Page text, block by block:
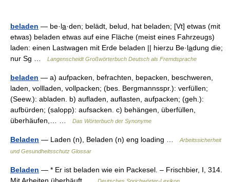
beladen — be·la̲·den; belädt, belud, hat beladen; [Vt] etwas (mit
etwas) beladen etwas auf eine Fläche (meist eines Fahrzeugs)
laden: einen Lastwagen mit Erde beladen || hierzu Be·la̲dung die;
nur Sg …
Langenscheidt Großwörterbuch Deutsch als Fremdsprache
beladen — a) aufpacken, befrachten, bepacken, beschweren,
laden, vollladen, vollpacken; (bes. Bergmannsspr.): verfüllen;
(Seew.): abladen. b) aufladen, auflasten, aufpacken; (geh.):
aufbürden; (salopp): aufsacken. c) behängen, überfüllen,
überhäufen,… …
Das Wörterbuch der Synonyme
Beladen — Laden (n), Beladen (n) eng loading …
Arbeitssicherheit
und Gesundheitsschutz Glossar
Beladen — * Er ist beladen wie ein Packesel. – Frischbier, I, 314.